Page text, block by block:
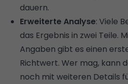
dauern.
Erweiterte Analyse: Viele
das Ergebnis in zwei Teile.
Angaben gibt es einen
Richtwert. Wer mag, kann
noch mit weiteren Details